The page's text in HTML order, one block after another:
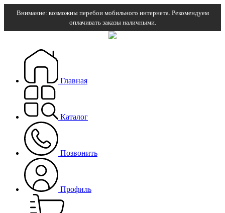
Внимание: возможны перебои мобильного интернета. Рекомендуем
оплачивать заказы наличными.
Главная
Каталог
Позвонить
Профиль